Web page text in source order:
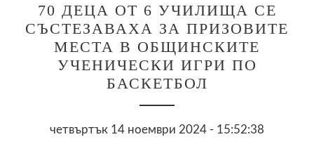
70 ДЕЦА ОТ 6 УЧИЛИЩА СЕ
СЪСТЕЗАВАХА ЗА ПРИЗОВИТЕ
МЕСТА В ОБЩИНСКИТЕ
УЧЕНИЧЕСКИ ИГРИ ПО
БАСКЕТБОЛ
четвъртък 14 ноември 2024 - 15:52:38